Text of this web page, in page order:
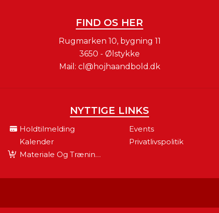
FIND OS HER
Rugmarken 10, bygning 11
3650 - Ølstykke
Mail: cl@hojhaandbold.dk
NYTTIGE LINKS
Holdtilmelding
Events
Kalender
Privatlivspolitik
Materiale Og Træningsudstyr